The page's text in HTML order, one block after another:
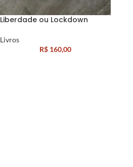
Liberdade ou Lockdown
Livros
R$ 160,00